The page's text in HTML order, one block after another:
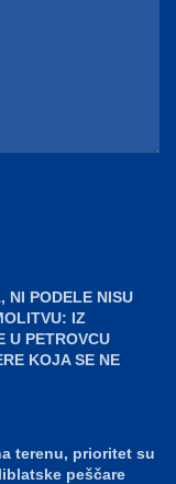
NI PODELE NISU
IZ
U PETROVCU
KOJA SE NE
terenu, prioritet su
peščare